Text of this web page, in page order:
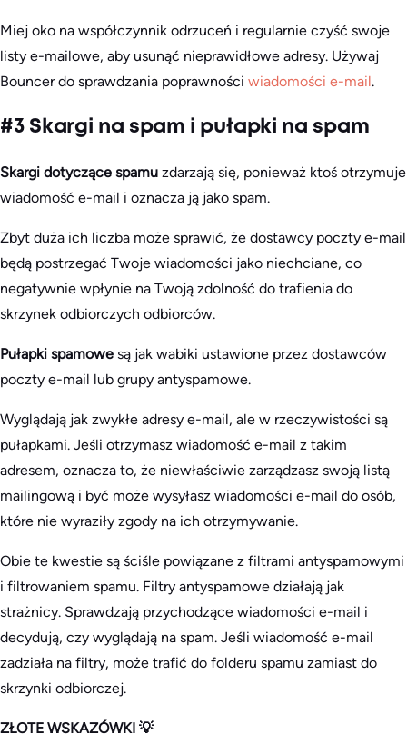
Miej oko na współczynnik odrzuceń i regularnie czyść swoje
listy e-mailowe, aby usunąć nieprawidłowe adresy. Używaj
Bouncer do sprawdzania poprawności wiadomości e-mail.
#3 Skargi na spam i pułapki na spam
Skargi dotyczące spamu zdarzają się, ponieważ ktoś otrzymuje
wiadomość e-mail i oznacza ją jako spam.
Zbyt duża ich liczba może sprawić, że dostawcy poczty e-mail
będą postrzegać Twoje wiadomości jako niechciane, co
negatywnie wpłynie na Twoją zdolność do trafienia do
skrzynek odbiorczych odbiorców.
Pułapki spamowe są jak wabiki ustawione przez dostawców
poczty e-mail lub grupy antyspamowe.
Wyglądają jak zwykłe adresy e-mail, ale w rzeczywistości są
pułapkami. Jeśli otrzymasz wiadomość e-mail z takim
adresem, oznacza to, że niewłaściwie zarządzasz swoją listą
mailingową i być może wysyłasz wiadomości e-mail do osób,
które nie wyraziły zgody na ich otrzymywanie.
Obie te kwestie są ściśle powiązane z filtrami antyspamowymi
i filtrowaniem spamu. Filtry antyspamowe działają jak
strażnicy. Sprawdzają przychodzące wiadomości e-mail i
decydują, czy wyglądają na spam. Jeśli wiadomość e-mail
zadziała na filtry, może trafić do folderu spamu zamiast do
skrzynki odbiorczej.
ZŁOTE WSKAZÓWKI 💡